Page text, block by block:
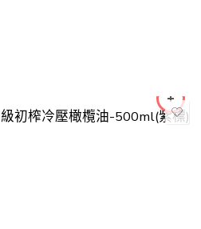
初榨冷壓橄欖油-500ml(紫標)